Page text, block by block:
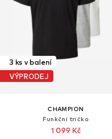
3 ks v balení
VÝPRODEJ
CHAMPION
Funkční tričko
1 099 Kč